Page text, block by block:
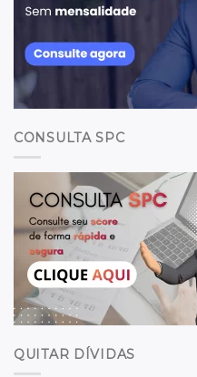
CONSULTA SPC
QUITAR DÍVIDAS